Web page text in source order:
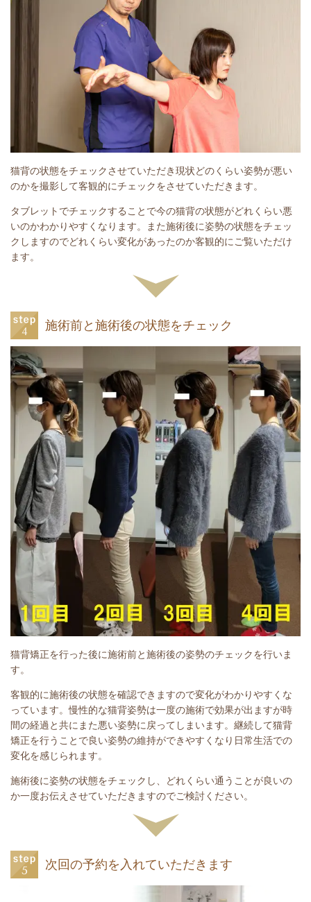
猫背の状態をチェックさせていただき現状どのくらい姿勢が悪い
のかを撮影して客観的にチェックをさせていただきます。
タブレットでチェックすることで今の猫背の状態がどれくらい悪
いのかわかりやすくなります。また施術後に姿勢の状態をチェッ
クしますのでどれくらい変化があったのか客観的にご覧いただけ
ます。
施術前と施術後の状態をチェック
猫背矯正を行った後に施術前と施術後の姿勢のチェックを行いま
す。
客観的に施術後の状態を確認できますので変化がわかりやすくな
っています。慢性的な猫背姿勢は一度の施術で効果が出ますが時
間の経過と共にまた悪い姿勢に戻ってしまいます。継続して猫背
矯正を行うことで良い姿勢の維持ができやすくなり日常生活での
変化を感じられます。
施術後に姿勢の状態をチェックし、どれくらい通うことが良いの
か一度お伝えさせていただきますのでご検討ください。
次回の予約を入れていただきます